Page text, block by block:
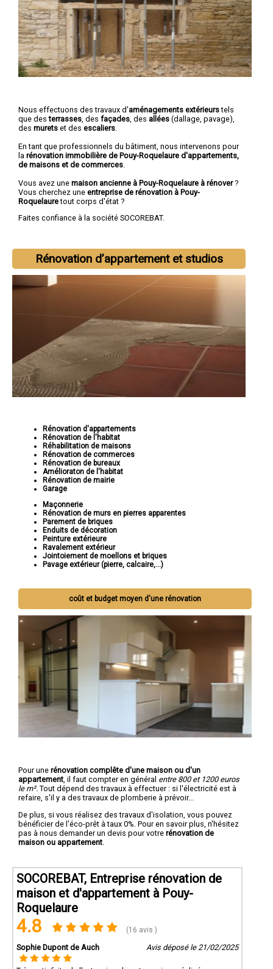
Nous effectuons des travaux d'aménagements extérieurstels
que desterrasses , des façades , des allées (dallage, pavage),
des murets et des escaliers
En tant que professionnels du bâtiment, nous intervenons pour
la rénovation immobilière de Pouy-Roquelaure d'appartements,
de maisons et de commerces
Vous avez une maison ancienne à Pouy-Roquelaure à rénover?
Vous cherchez une entreprise de rénovation à Pouy-
Roquelauretout corps d'état ?
Faites confiance à la société SOCOREBAT.
Rénovation d’appartement et studios
Rénovation d'appartements
Rénovation de l'habitat
Réhabilitation de maisons
Rénovation de commerces
Rénovation de bureaux
Amélioraton de l'habitat
Rénovation de mairie
Garage
Maçonnerie
Rénovation de murs en pierres apparentes
Parement de briques
Enduits de décoration
Peinture extérieure
Ravalement extérieur
Jointoiement de moellons et briques
Pavage extérieur (pierre, calcaire,...)
coût et budget moyen d'une rénovation
Pour une rénovation complête d'une maison ou d'un
appartement , il faut compter en général entre 800 et 1200 euros
le m². Tout dépend des travaux à effectuer : si l'électricité est à
refaire, s'il y a des travaux de plomberie à prévoir...
De plus, si vous réalisez des travaux d'isolation, vous pouvez
bénéficier de l'éco-prêt à taux 0%. Pour en savoir plus, n'hésitez
pas à nous demander un devis pour votre rénovation de
maison ou appartement
SOCOREBAT, Entreprise rénovation de
maison et d'appartement à Pouy-
Roquelaure
4.8 (16 avis )
Sophie Dupont de Auch Avis déposé le 21/02/2025